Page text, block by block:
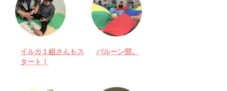
イルカ１組さんもス
タート！
バルーン部。